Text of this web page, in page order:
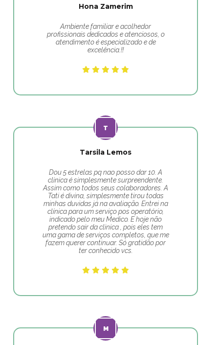
Hona Zamerim
Ambiente familiar e acolhedor
profissionais dedicados e atenciosos, o
atendimento é especializado e de
excelência.!!
Tarsila Lemos
Dou 5 estrelas pq nao posso dar 10. A
clinica é simplesmente surpreendente.
Assim como todos seus colaboradores. A
Tati é divina, simplesmente tirou todas
minhas duvidas já na avaliação. Entrei na
clínica para um serviço pos operatório,
indicado pelo meu Medico. E hoje não
pretendo sair da clinica , pois eles tem
uma gama de serviços completos, que me
fazem querer continuar. Só gratidão por
ter conhecido vcs.